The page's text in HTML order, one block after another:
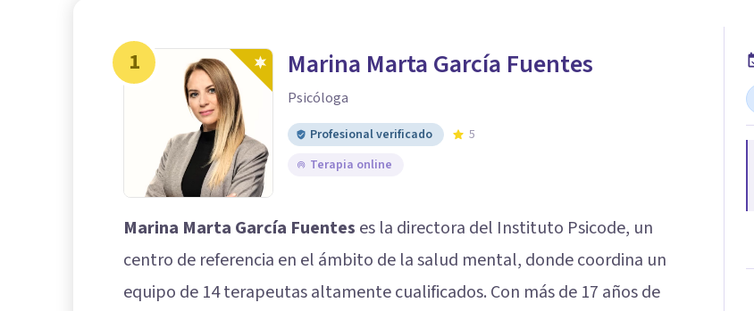
1 Marina Marta García Fuentes
Psicóloga
Profesional verificado
5
Terapia online
Marina Marta García Fuentes es la directora del Instituto Psicode, un
centro de referencia en el ámbito de la salud mental, donde coordina un
equipo de 14 terapeutas altamente cualificados. Con más de 17 años de